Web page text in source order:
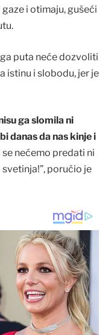
i otimaju, gušeći
puta neće dozvoliti
istinu i slobodu, jer je
ga slomila ni
danas da nas kinje i
nećemo predati ni
svetinja!”, poručio je